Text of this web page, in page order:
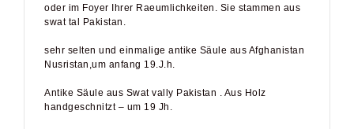
oder im Foyer Ihrer Raeumlichkeiten. Sie stammen aus
swat tal Pakistan.
sehr selten und einmalige antike Säule aus Afghanistan
Nusristan,um anfang 19.J.h.
Antike Säule aus Swat vally Pakistan . Aus Holz
handgeschnitzt – um 19 Jh.